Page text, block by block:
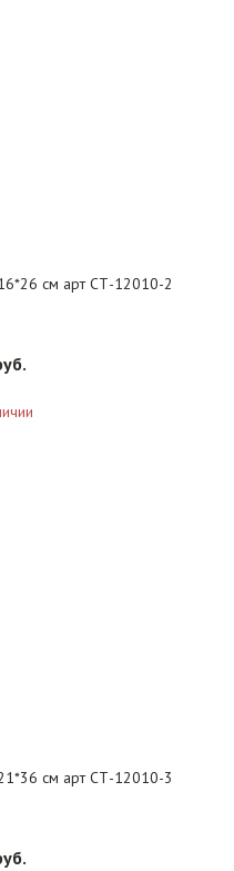
см арт СТ-12010-2
см арт СТ-12010-3